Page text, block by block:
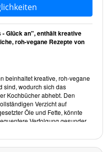
Glück an", enthält kreative
roh-vegane Rezepte von
beinhaltet kreative, roh-vegane
sind, wodurch sich das
Kochbücher abhebt. Den
Verzicht auf
Öle und Fette, könnte
Verfolgung gesunder